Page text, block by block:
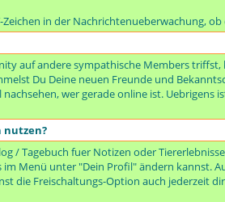
in der Nachrichtenueberwachung,
auf andere sympathische Members
Du Deine neuen Freunde und
wer gerade online ist.
nutzen?
/ Tagebuch fuer Notizen oder
im Menü unter "Dein Profil" ändern kannst.
die Freischaltungs-Option auch jederzeit